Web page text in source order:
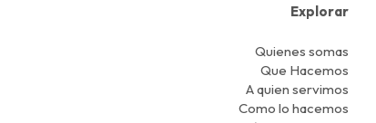
Explorar
Quienes somas
Que Hacemos
A quien servimos
Como lo hacemos